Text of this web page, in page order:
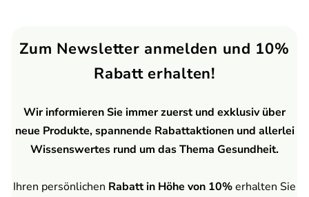
Zum Newsletter anmelden und 10%
Rabatt erhalten!
Wir informieren Sie immer zuerst und exklusiv über
neue Produkte, spannende Rabattaktionen und allerlei
Wissenswertes rund um das Thema Gesundheit.
Ihren persönlichen Rabatt in Höhe von 10%erhalten Sie